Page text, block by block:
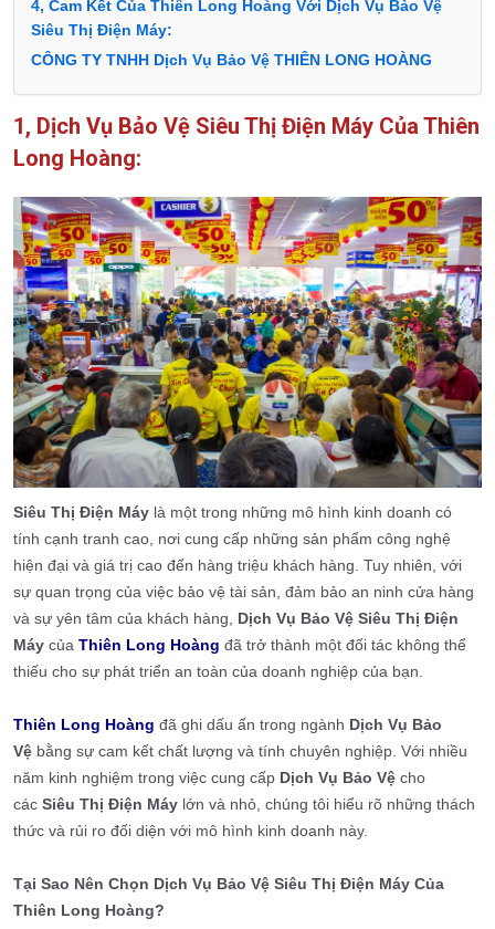
4, Cam Kết Của Thiên Long Hoàng Với Dịch Vụ Bảo Vệ
Siêu Thị Điện Máy:
CÔNG TY TNHH Dịch Vụ Bảo Vệ THIÊN LONG HOÀNG
1, Dịch Vụ Bảo Vệ Siêu Thị Điện Máy Của Thiên
Long Hoàng:
Siêu Thị Điện Máy là một trong những mô hình kinh doanh có
tính cạnh tranh cao, nơi cung cấp những sản phẩm công nghệ
hiện đại và giá trị cao đến hàng triệu khách hàng. Tuy nhiên, với
sự quan trọng của việc bảo vệ tài sản, đảm bảo an ninh cửa hàng
và sự yên tâm của khách hàng, Dịch Vụ Bảo Vệ Siêu Thị Điện
Máy của Thiên Long Hoàng đã trở thành một đối tác không thể
thiếu cho sự phát triển an toàn của doanh nghiệp của bạn.
Thiên Long Hoàng đã ghi dấu ấn trong ngành Dịch Vụ Bảo
Vệ bằng sự cam kết chất lượng và tính chuyên nghiệp. Với nhiều
năm kinh nghiệm trong việc cung cấp Dịch Vụ Bảo Vệ cho
các Siêu Thị Điện Máy lớn và nhỏ, chúng tôi hiểu rõ những thách
thức và rủi ro đối diện với mô hình kinh doanh này.
Tại Sao Nên Chọn Dịch Vụ Bảo Vệ Siêu Thị Điện Máy Của
Thiên Long Hoàng?